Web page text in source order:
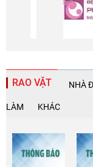
RAO VẶT NHÀ
LÀM KHÁC